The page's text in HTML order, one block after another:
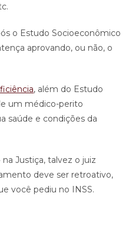
o Estudo Socioeconômico
aprovando, ou não, o
, além do Estudo
um médico-perito
saúde e condições da
Justiça, talvez o juiz
deve ser retroativo,
você pediu no INSS.